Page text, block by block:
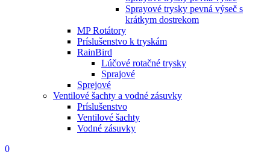
Sprayové trysky pevná výseč s
krátkym dostrekom
MP Rotátory
Príslušenstvo k tryskám
RainBird
Lúčové rotačné trysky
Sprajové
Sprejové
Ventilové šachty a vodné zásuvky
Príslušenstvo
Ventilové šachty
Vodné zásuvky
0